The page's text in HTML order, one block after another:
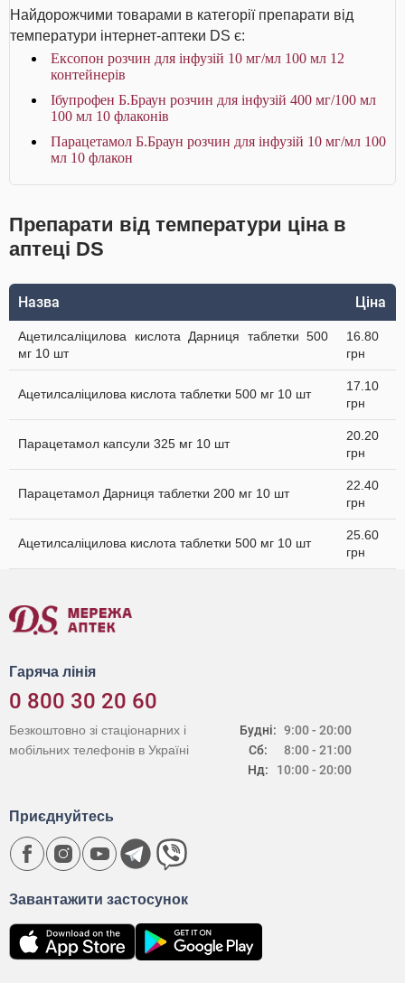
Найдорожчими товарами в категорії препарати від
температури інтернет-аптеки DS є:
Ексопон розчин для інфузій 10 мг/мл 100 мл 12
контейнерів
Ібупрофен Б.Браун розчин для інфузій 400 мг/100 мл
100 мл 10 флаконів
Парацетамол Б.Браун розчин для інфузій 10 мг/мл 100
мл 10 флакон
Препарати від температури ціна в
аптеці DS
Назва Ціна
Ацетилсаліцилова кислота Дарниця таблетки 500
мг 10 шт
16.80
грн
Ацетилсаліцилова кислота таблетки 500 мг 10 шт
17.10
грн
Парацетамол капсули 325 мг 10 шт
20.20
грн
Парацетамол Дарниця таблетки 200 мг 10 шт
22.40
грн
Ацетилсаліцилова кислота таблетки 500 мг 10 шт
25.60
грн
Гаряча лінія
0 800 30 20 60
Будні:
Сб:
Нд:
9:00 - 20:00
8:00 - 21:00
10:00 - 20:00
Безкоштовно зі стаціонарних і
мобільних телефонів в Україні
Завантажити застосунок
Приєднуйтесь